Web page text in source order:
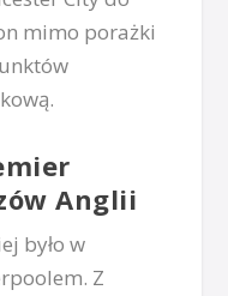
mimo porażki
Anglii
było w
Z